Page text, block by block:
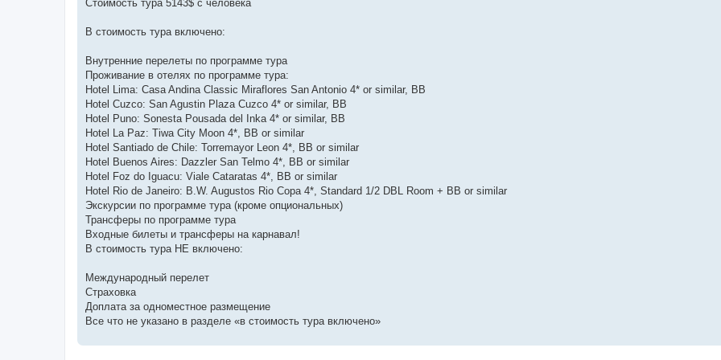
Стоимость тура 5143$ с человека
В стоимость тура включено:
Внутренние перелеты по программе тура
Проживание в отелях по программе тура:
Hotel Lima: Casa Andina Classic Miraflores San Antonio 4* or similar, BB
Hotel Cuzco: San Agustin Plaza Cuzco 4* or similar, BB
Hotel Puno: Sonesta Pousada del Inka 4* or similar, BB
Hotel La Paz: Tiwa City Moon 4*, BB or similar
Hotel Santiado de Chile: Torremayor Leon 4*, BB or similar
Hotel Buenos Aires: Dazzler San Telmo 4*, BB or similar
Hotel Foz do Iguacu: Viale Cataratas 4*, BB or similar
Hotel Rio de Janeiro: B.W. Augustos Rio Copa 4*, Standard 1/2 DBL Room + BB or similar
Экскурсии по программе тура (кроме опциональных)
Трансферы по программе тура
Входные билеты и трансферы на карнавал!
В стоимость тура НЕ включено:
Международный перелет
Страховка
Доплата за одноместное размещение
Все что не указано в разделе «в стоимость тура включено»